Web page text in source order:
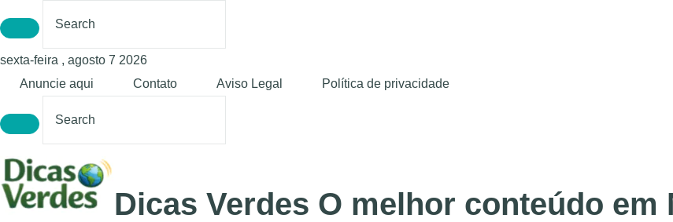
sexta-feira , agosto 7 2026
Anuncie aqui
Contato Aviso Legal Política de privacidade
Dicas Verdes O melhor conteúdo em